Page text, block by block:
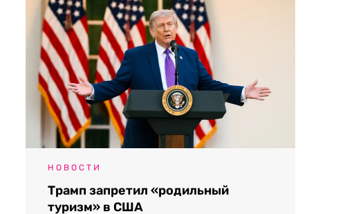
НОВОСТИ
Трамп запретил «родильный
туризм» в США